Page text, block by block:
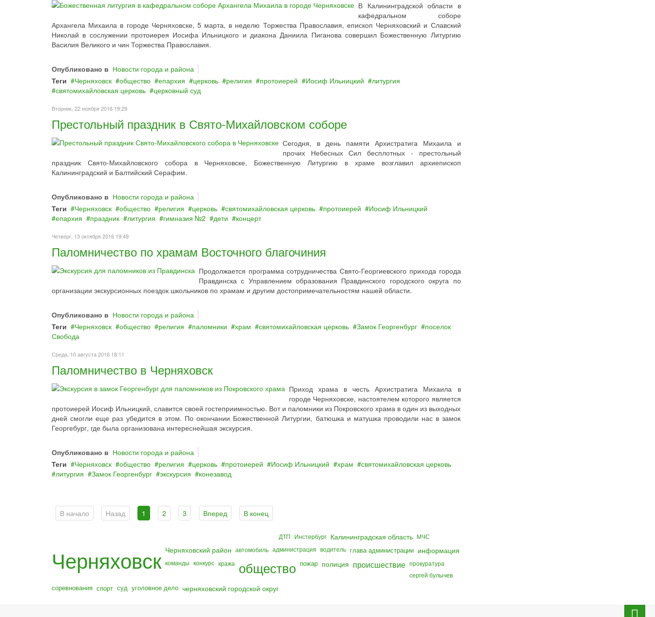
В Калининградской области в
кафедральном соборе
Архангела Михаила в городе Черняховске, 5 марта, в неделю Торжества Православия, епископ Черняховский и Славский
Николай в сослужении протоиерея Иосифа Ильницкого и диакона Даниила Пиганова совершил Божественную Литургию
Василия Великого и чин Торжества Православия.
Опубликовано в Новости города и района
Теги
Черняховск общество епархия церковь религия протоиерей Иосиф Ильницкий
литургия
святомихайловская церковь
церковный суд
Вторник, 22 ноября 2016 19:29
Престольный праздник в Свято-Михайловском соборе
Сегодня, в день памяти Архистратига Михаила и
прочих Небесных Сил бесплотных - престольный
праздник Свято-Михайловского собора в Черняховске, Божественную Литургию в храме возглавил архиепископ
Калининградский и Балтийский Серафим.
Опубликовано в Новости города и района
Теги
Черняховск общество религия церковь святомихайловская церковь протоиерей
Иосиф Ильницкий
епархия
праздник литургия гимназия №2 дети концерт
Четверг, 13 октября 2016 19:49
Паломничество по храмам Восточного благочиния
Продолжается программа сотрудничества Свято-Георгиевского прихода города
Правдинска с Управлением образования Правдинского городского округа по
организации экскурсионных поездок школьников по храмам и другим достопримечательностям нашей области.
Опубликовано в Новости города и района
Теги
Черняховск общество религия паломники храм святомихайловская церковь Замок Георгенбург
поселок
Свобода
Среда, 10 августа 2016 18:11
Паломничество в Черняховск
Приход храма в честь Архистратига Михаила в
городе Черняховске, настоятелем которого является
протоиерей Иосиф Ильницкий, славится своей гостеприимностью. Вот и паломники из Покровского храма в один из выходных
дней смогли еще раз убедится в этом. По окончании Божественной Литургии, батюшка и матушка проводили нас в замок
Георгебург, где была организована интереснейшая экскурсия.
Опубликовано в Новости города и района
Теги
Черняховск общество религия церковь протоиерей Иосиф Ильницкий храм
святомихайловская церковь
литургия
Замок Георгенбург экскурсия конезавод
В начало Назад 1 2 3 Вперед В конец
ДТП Инстербург Калининградская область МЧС
Черняховск Черняховский район автомобиль администрация водитель глава администрации информация
команды конкурс кража общество пожар полиция происшествие прокуратура
сергей булычев
соревнования спорт суд уголовное дело черняховский городской округ